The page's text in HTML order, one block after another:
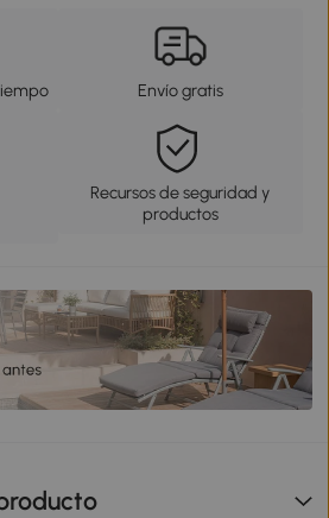
Envío gratis
Recursos de seguridad y
productos